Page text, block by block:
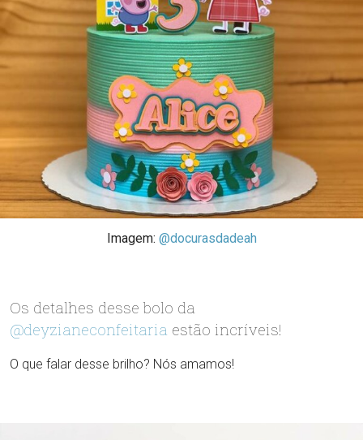
Imagem: @docurasdadeah
Os detalhes desse bolo da
@deyzianeconfeitaria estão incríveis!
O que falar desse brilho? Nós amamos!